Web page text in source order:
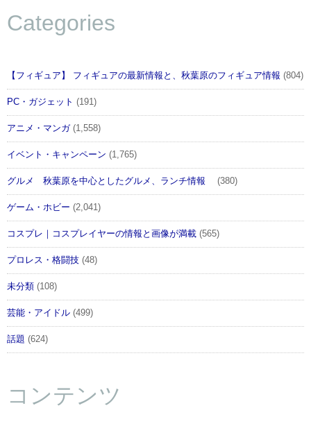
Categories
【フィギュア】 フィギュアの最新情報と、秋葉原のフィギュア情報 (804)
PC・ガジェット (191)
アニメ・マンガ(1,558)
イベント・キャンペーン (1,765)
グルメ 秋葉原を中心としたグルメ、ランチ情報 (380)
ゲーム・ホビー (2,041)
コスプレ｜コスプレイヤーの情報と画像が満載 (565)
プロレス・格闘技 (48)
未分類 (108)
芸能・アイドル (499)
話題 (624)
コンテンツ